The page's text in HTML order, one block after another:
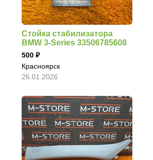
Стойка стабилизатора
BMW 3-Series 33506785608
500
Красноярск
26.01.2026